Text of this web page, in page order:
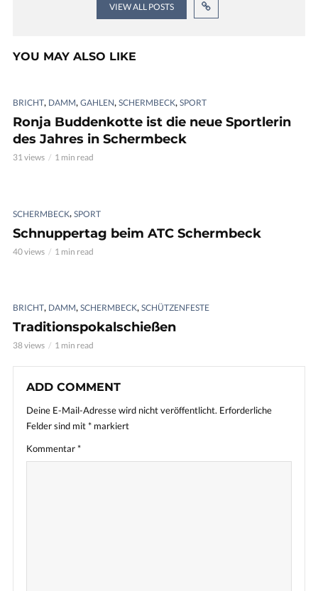
VIEW ALL POSTS
YOU MAY ALSO LIKE
BRICHT, DAMM, GAHLEN, SCHERMBECK, SPORT
Ronja Buddenkotte ist die neue Sportlerin
des Jahres in Schermbeck
31 views 1 min read
SCHERMBECK, SPORT
Schnuppertag beim ATC Schermbeck
40 views 1 min read
BRICHT, DAMM, SCHERMBECK, SCHÜTZENFESTE
Traditionspokalschießen
38 views 1 min read
ADD COMMENT
Deine E-Mail-Adresse wird nicht veröffentlicht. Erforderliche
Felder sind mit* markiert
Kommentar*